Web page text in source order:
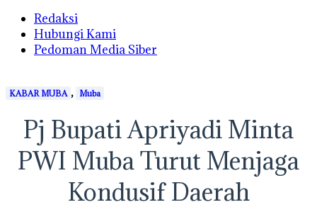
Redaksi
Hubungi Kami
Pedoman Media Siber
KABAR MUBA , Muba
Pj Bupati Apriyadi Minta
PWI Muba Turut Menjaga
Kondusif Daerah